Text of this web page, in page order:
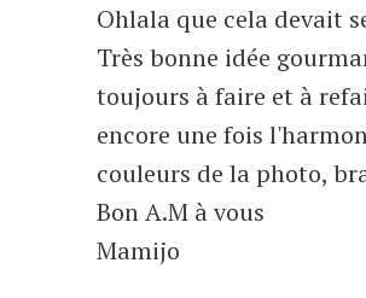
Ohlala que cela devait
Très bonne idée
toujours à faire et à
encore une fois
couleurs de la photo,
Bon A.M à vous
Mamijo